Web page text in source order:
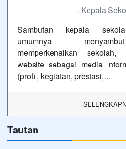
- Kepala
Sambutan kepala
umumnya
memperkenalkan sekolah,
website sebagai media
(profil, kegiatan, prestasi,…
Tautan